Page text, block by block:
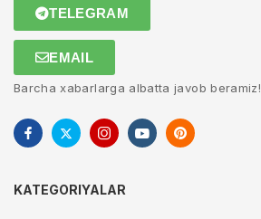
TELEGRAM
EMAIL
Barcha xabarlarga albatta javob beramiz!
KATEGORIYALAR